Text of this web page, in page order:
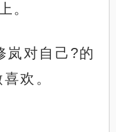
。
岚对自己?的
欢。